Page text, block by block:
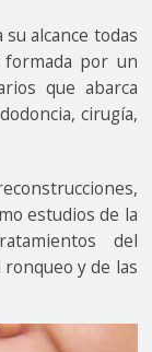
alcance todas
formada por un
que abarca
cirugía,
estudios de la
del
y de las